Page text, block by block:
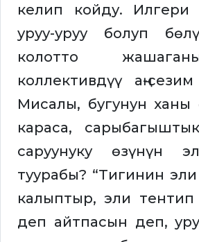
келип койду. Илгери
уруу-уруу болуп
колотто
коллективдүү аң-
Мисалы, бугунун ханы
караса,
саруунуку өзүнүн
туурабы? “Тигинин
калыптыр, эли тентип
деп айтпасын деп,